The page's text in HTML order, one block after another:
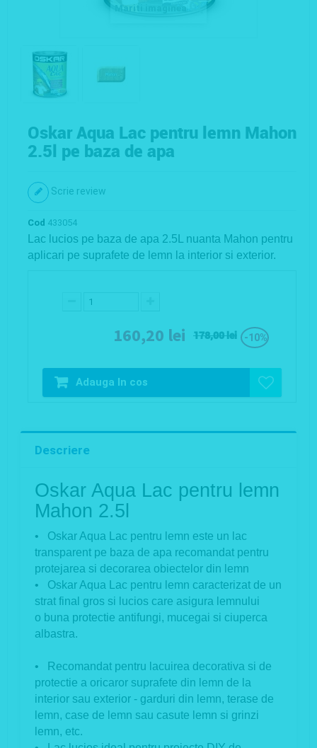
Mariti imaginea
Oskar Aqua Lac pentru lemn Mahon
2.5l pe baza de apa
Scrie review
Cod 433054
Lac lucios pe baza de apa 2.5L nuanta Mahon pentru
aplicari pe suprafete de lemn la interior si exterior.
-10%
178,00 lei
160,20 lei
Adauga In cos
Descriere
Oskar Aqua Lac pentru lemn
Mahon 2.5l
• Oskar Aqua Lac pentru lemn este un lac
transparent pe baza de apa recomandat pentru
protejarea si decorarea obiectelor din lemn
• Oskar Aqua Lac pentru lemn caracterizat de un
strat final gros si lucios care asigura lemnului
o buna protectie antifungi, mucegai si ciuperca
albastra.
• Recomandat pentru lacuirea decorativa si de
protectie a oricaror suprafete din lemn de la
interior sau exterior - garduri din lemn, terase de
lemn, case de lemn sau casute lemn si grinzi
lemn, etc.